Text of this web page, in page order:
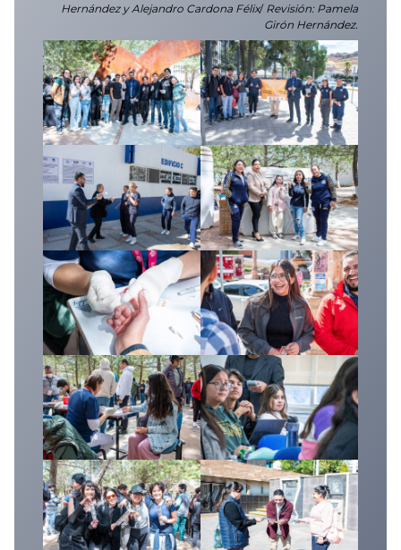
Hernández y Alejandro Cardona Félix/ Revisión: Pamela
Girón Hernández.